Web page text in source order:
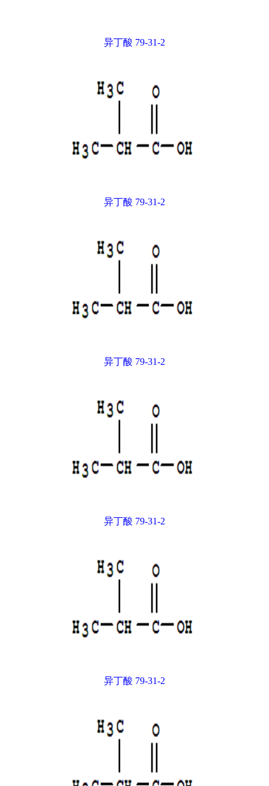
异丁酸 79-31-2
异丁酸 79-31-2
异丁酸 79-31-2
异丁酸 79-31-2
异丁酸 79-31-2